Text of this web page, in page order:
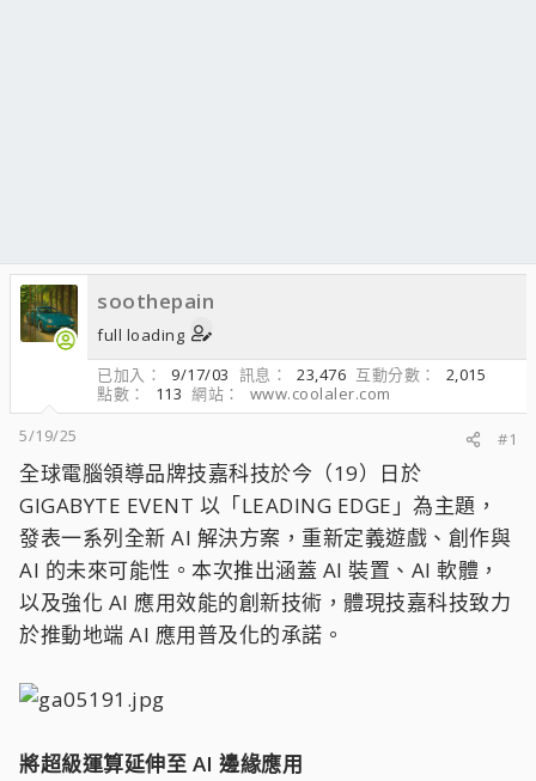
soothepain
full loading
已加入
9/17/03 訊息 23,476 互動分數
2,015
點數
113 網站
www.coolaler.com
5/19/25
#1
全球電腦領導品牌技嘉科技於今（19）日於
GIGABYTE EVENT 以「LEADING EDGE」為主題，
發表一系列全新 AI 解決方案，重新定義遊戲、創作與
AI 的未來可能性。本次推出涵蓋 AI 裝置、AI 軟體，
以及強化 AI 應用效能的創新技術，體現技嘉科技致力
於推動地端 AI 應用普及化的承諾。
將超級運算延伸至 AI 邊緣應用